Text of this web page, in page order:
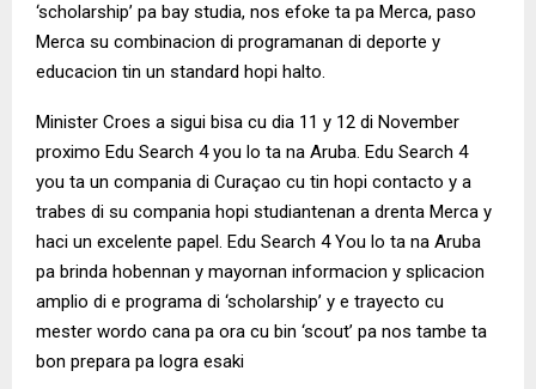
‘scholarship’ pa bay studia, nos efoke ta pa Merca, paso
Merca su combinacion di programanan di deporte y
educacion tin un standard hopi halto.
Minister Croes a sigui bisa cu dia 11 y 12 di November
proximo Edu Search 4 you lo ta na Aruba. Edu Search 4
you ta un compania di Curaçao cu tin hopi contacto y a
trabes di su compania hopi studiantenan a drenta Merca y
haci un excelente papel. Edu Search 4 You lo ta na Aruba
pa brinda hobennan y mayornan informacion y splicacion
amplio di e programa di ‘scholarship’ y e trayecto cu
mester wordo cana pa ora cu bin ‘scout’ pa nos tambe ta
bon prepara pa logra esaki